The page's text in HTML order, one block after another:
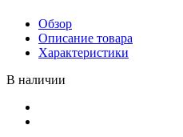
Обзор
Описание товара
Характеристики
В наличии